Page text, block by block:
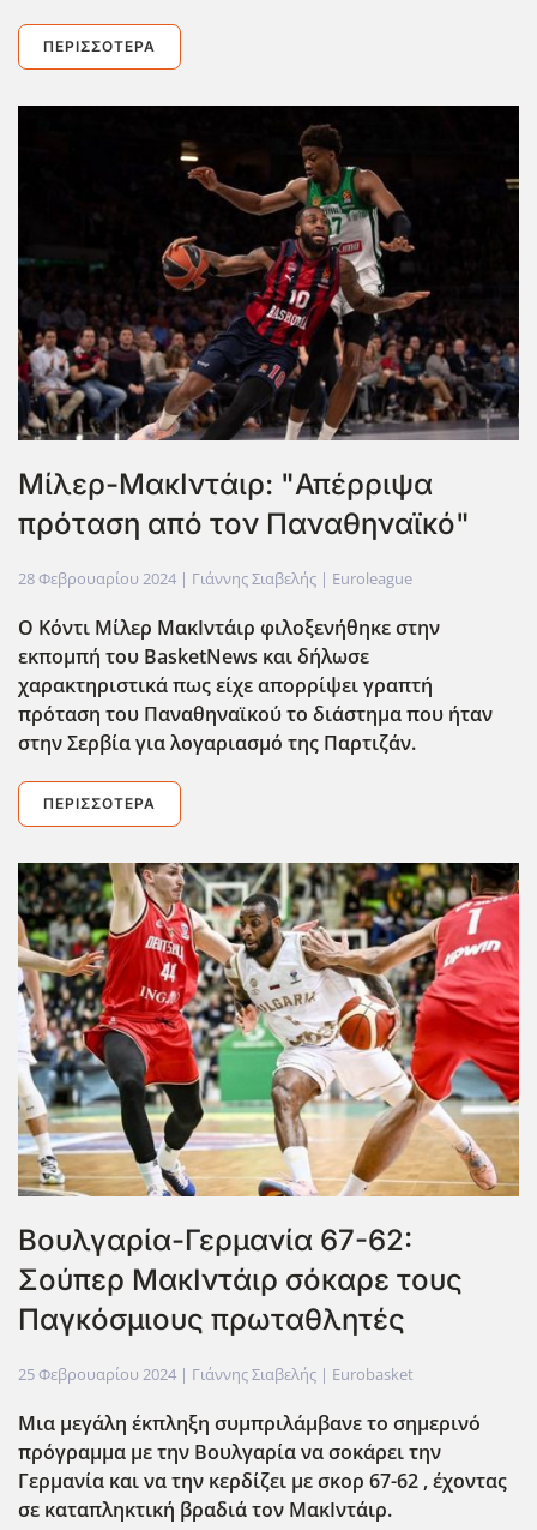
ΠΕΡΙΣΣΌΤΕΡΑ
Mίλερ-ΜακΙντάιρ: "Απέρριψα
πρόταση από τον Παναθηναϊκό"
28 Φεβρουαρίου 2024 | Γιάννης Σιαβελής | Euroleague
Ο Κόντι Μίλερ ΜακΙντάιρ φιλοξενήθηκε στην
εκπομπή του BasketNews και δήλωσε
χαρακτηριστικά πως είχε απορρίψει γραπτή
πρόταση του Παναθηναϊκού το διάστημα που ήταν
στην Σερβία για λογαριασμό της Παρτιζάν.
ΠΕΡΙΣΣΌΤΕΡΑ
Bουλγαρία-Γερμανία 67-62:
Σούπερ ΜακΙντάιρ σόκαρε τους
Παγκόσμιους πρωταθλητές
25 Φεβρουαρίου 2024 | Γιάννης Σιαβελής | Eurobasket
Μια μεγάλη έκπληξη συμπριλάμβανε το σημερινό
πρόγραμμα με την Βουλγαρία να σοκάρει την
Γερμανία και να την κερδίζει με σκορ 67-62 , έχοντας
σε καταπληκτική βραδιά τον ΜακΙντάιρ.